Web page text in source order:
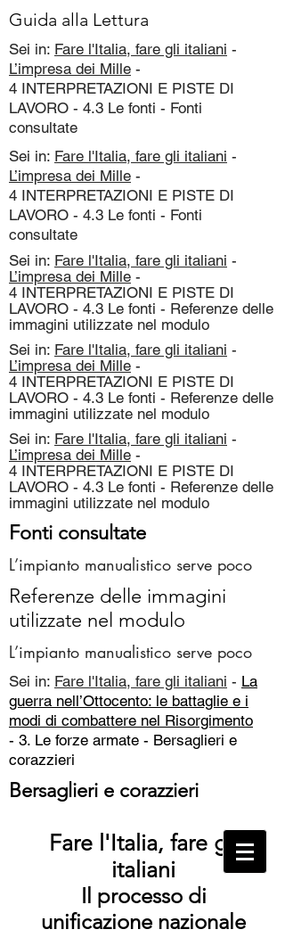
Guida alla Lettura
Sei in: Fare l'Italia, fare gli italiani -
L’impresa dei Mille -
4 INTERPRETAZIONI E PISTE DI
LAVORO - 4.3 Le fonti - Fonti
consultate
Sei in: Fare l'Italia, fare gli italiani -
L’impresa dei Mille -
4 INTERPRETAZIONI E PISTE DI
LAVORO - 4.3 Le fonti - Fonti
consultate
Sei in: Fare l'Italia, fare gli italiani -
L’impresa dei Mille -
4 INTERPRETAZIONI E PISTE DI
LAVORO - 4.3 Le fonti - Referenze delle
immagini utilizzate nel modulo
Sei in: Fare l'Italia, fare gli italiani -
L’impresa dei Mille -
4 INTERPRETAZIONI E PISTE DI
LAVORO - 4.3 Le fonti - Referenze delle
immagini utilizzate nel modulo
Sei in: Fare l'Italia, fare gli italiani -
L’impresa dei Mille -
4 INTERPRETAZIONI E PISTE DI
LAVORO - 4.3 Le fonti - Referenze delle
immagini utilizzate nel modulo
Fonti consultate
L’impianto manualistico serve poco
Referenze delle immagini
utilizzate nel modulo
L’impianto manualistico serve poco
Sei in: Fare l'Italia, fare gli italiani - La
guerra nell’Ottocento: le battaglie e i
modi di combattere nel Risorgimento
- 3. Le forze armate - Bersaglieri e
corazzieri
Bersaglieri e corazzieri
Fare l'Italia, fare gli
italiani
Il processo di
unificazione nazionale